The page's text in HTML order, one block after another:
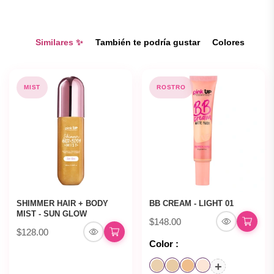
Similares ✨ También te podría gustar Colores
MIST
SHIMMER HAIR + BODY
MIST - SUN GLOW
$128.00
ROSTRO
BB CREAM - LIGHT 01
$148.00
Color :
+